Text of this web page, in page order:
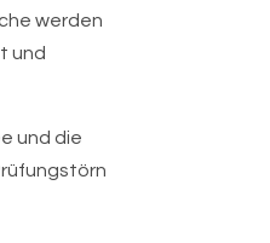
werden
und
und die